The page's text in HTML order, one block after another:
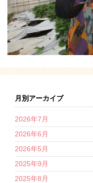
月別アーカイブ
2026年7月
2026年6月
2026年5月
2025年9月
2025年8月